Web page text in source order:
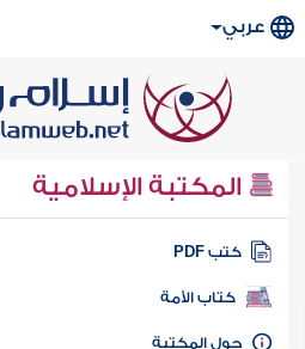
عربي
المكتبة الإسلامية
كتب PDF
كتاب الأمة